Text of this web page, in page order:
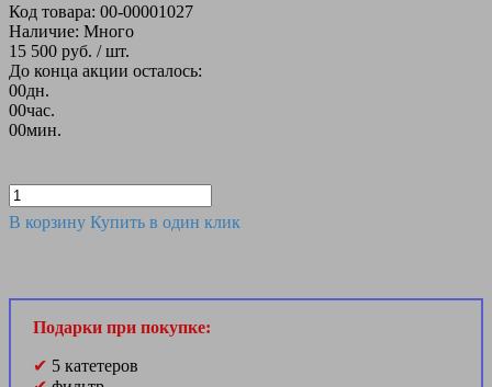
Код товара: 00-00001027
Наличие: Много
15 500 руб. / шт.
До конца акции осталось:
00дн.
00час.
00мин.
В корзину Купить в один клик
Подарки при покупке:
✔ 5 катетеров